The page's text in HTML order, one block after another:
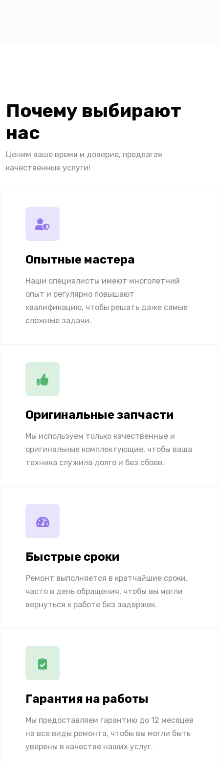
Почему выбирают
нас
Ценим ваше время и доверие, предлагая
качественные услуги!
Опытные мастера
Наши специалисты имеют многолетний
опыт и регулярно повышают
квалификацию, чтобы решать даже самые
сложные задачи.
Оригинальные запчасти
Мы используем только качественные и
оригинальные комплектующие, чтобы ваша
техника служила долго и без сбоев.
Быстрые сроки
Ремонт выполняется в кратчайшие сроки,
часто в день обращения, чтобы вы могли
вернуться к работе без задержек.
Гарантия на работы
Мы предоставляем гарантию до 12 месяцев
на все виды ремонта, чтобы вы могли быть
уверены в качестве наших услуг.